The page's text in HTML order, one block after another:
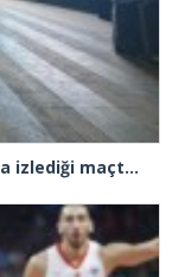
Arnavutköy’de yüzlerce kişi dev ekranda izlediği maçta Türkiye, Yunanistan’ı 94-68 yendi